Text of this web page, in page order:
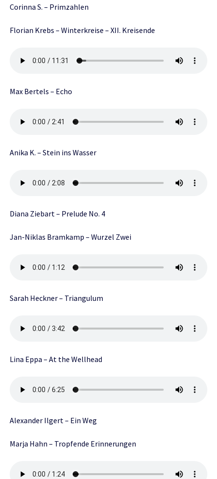
Corinna S. – Primzahlen
Florian Krebs – Winterkreise – XII. Kreisende
Max Bertels – Echo
Anika K. – Stein ins Wasser
Diana Ziebart – Prelude No. 4
Jan-Niklas Bramkamp – Wurzel Zwei
Sarah Heckner – Triangulum
Lina Eppa – At the Wellhead
Alexander Ilgert – Ein Weg
Marja Hahn – Tropfende Erinnerungen